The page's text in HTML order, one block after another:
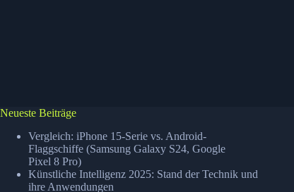
Neueste Beiträge
Vergleich: iPhone 15-Serie vs. Android-
Flaggschiffe (Samsung Galaxy S24, Google
Pixel 8 Pro)
Künstliche Intelligenz 2025: Stand der Technik und
ihre Anwendungen